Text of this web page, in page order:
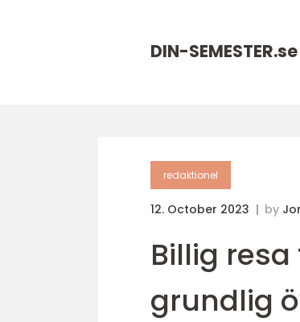
DIN-SEMESTER.se
redaktionel
12. October 2023 by
Billig
grundlig